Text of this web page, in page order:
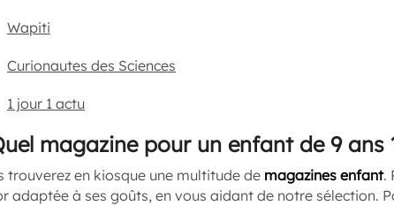
Wapiti
Curionautes des Sciences
1 jour 1 actu
magazine pour un enfant de 9 ans
trouverez en kiosque une multitude de magazines enfant.
adaptée à ses goûts, en vous aidant de notre sélection.